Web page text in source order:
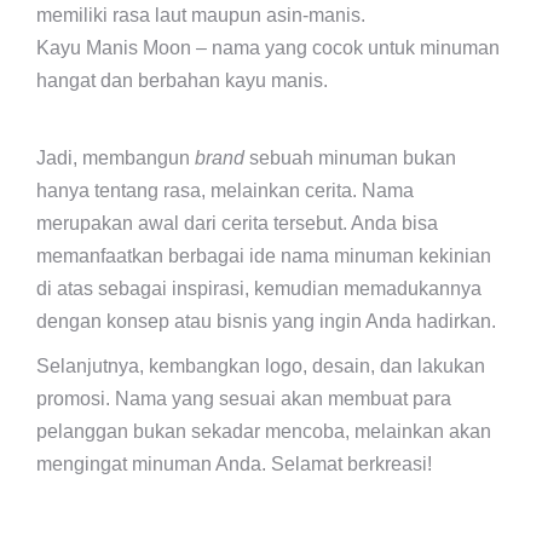
memiliki rasa laut maupun asin-manis.
Kayu Manis Moon – nama yang cocok untuk minuman
hangat dan berbahan kayu manis.
Jadi, membangun brandsebuah minuman bukan
hanya tentang rasa, melainkan cerita. Nama
merupakan awal dari cerita tersebut. Anda bisa
memanfaatkan berbagai ide nama minuman kekinian
di atas sebagai inspirasi, kemudian memadukannya
dengan konsep atau bisnis yang ingin Anda hadirkan.
Selanjutnya, kembangkan logo, desain, dan lakukan
promosi. Nama yang sesuai akan membuat para
pelanggan bukan sekadar mencoba, melainkan akan
mengingat minuman Anda. Selamat berkreasi!